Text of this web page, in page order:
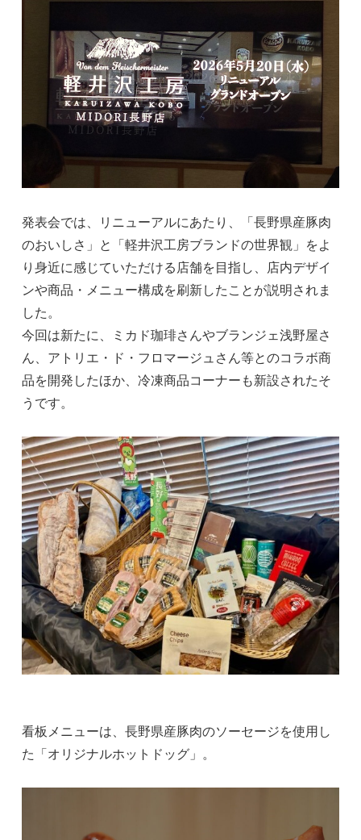
発表会では、リニューアルにあたり、「長野県産豚肉
のおいしさ」と「軽井沢工房ブランドの世界観」をよ
り身近に感じていただける店舗を目指し、店内デザイ
ンや商品・メニュー構成を刷新したことが説明されま
した。
今回は新たに、ミカド珈琲さんやブランジェ浅野屋さ
ん、アトリエ・ド・フロマージュさん等とのコラボ商
品を開発したほか、冷凍商品コーナーも新設されたそ
うです。
看板メニューは、長野県産豚肉のソーセージを使用し
た「オリジナルホットドッグ」。